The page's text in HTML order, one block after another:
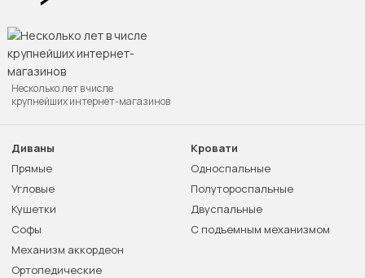
Несколько лет в числе
крупнейших интернет-магазинов
Диваны
Прямые
Угловые
Кушетки
Софы
Механизм аккордеон
Ортопедические
Кровати
Односпальные
Полутороспальные
Двуспальные
С подъемным механизмом